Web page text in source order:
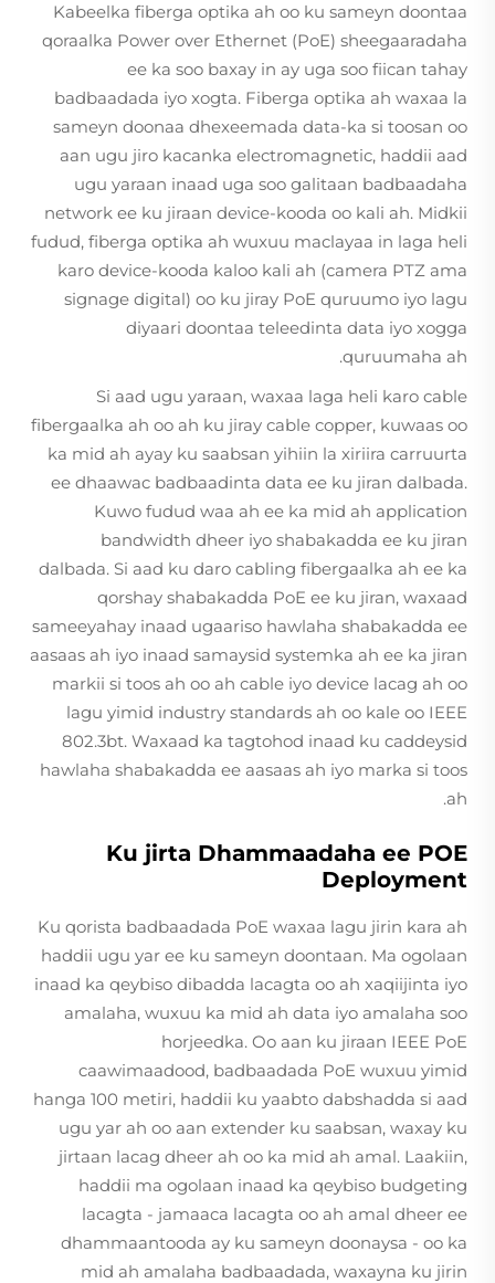
Kabeelka fiberga optika ah oo ku sameyn doontaa
qoraalka Power over Ethernet (PoE) sheegaaradaha
ee ka soo baxay in ay uga soo fiican tahay
badbaadada iyo xogta. Fiberga optika ah waxaa la
sameyn doonaa dhexeemada data-ka si toosan oo
aan ugu jiro kacanka electromagnetic, haddii aad
ugu yaraan inaad uga soo galitaan badbaadaha
network ee ku jiraan device-kooda oo kali ah. Midkii
fudud, fiberga optika ah wuxuu maclayaa in laga heli
karo device-kooda kaloo kali ah (camera PTZ ama
signage digital) oo ku jiray PoE quruumo iyo lagu
diyaari doontaa teleedinta data iyo xogga
quruumaha ah.
Si aad ugu yaraan, waxaa laga heli karo cable
fibergaalka ah oo ah ku jiray cable copper, kuwaas oo
ka mid ah ayay ku saabsan yihiin la xiriira carruurta
ee dhaawac badbaadinta data ee ku jiran dalbada.
Kuwo fudud waa ah ee ka mid ah application
bandwidth dheer iyo shabakadda ee ku jiran
dalbada. Si aad ku daro cabling fibergaalka ah ee ka
qorshay shabakadda PoE ee ku jiran, waxaad
sameeyahay inaad ugaariso hawlaha shabakadda ee
aasaas ah iyo inaad samaysid systemka ah ee ka jiran
markii si toos ah oo ah cable iyo device lacag ah oo
lagu yimid industry standards ah oo kale oo IEEE
802.3bt. Waxaad ka tagtohod inaad ku caddeysid
hawlaha shabakadda ee aasaas ah iyo marka si toos
ah.
Ku jirta Dhammaadaha ee POE
Deployment
Ku qorista badbaadada PoE waxaa lagu jirin kara ah
haddii ugu yar ee ku sameyn doontaan. Ma ogolaan
inaad ka qeybiso dibadda lacagta oo ah xaqiijinta iyo
amalaha, wuxuu ka mid ah data iyo amalaha soo
horjeedka. Oo aan ku jiraan IEEE PoE
caawimaadood, badbaadada PoE wuxuu yimid
hanga 100 metiri, haddii ku yaabto dabshadda si aad
ugu yar ah oo aan extender ku saabsan, waxay ku
jirtaan lacag dheer ah oo ka mid ah amal. Laakiin,
haddii ma ogolaan inaad ka qeybiso budgeting
lacagta - jamaaca lacagta oo ah amal dheer ee
dhammaantooda ay ku sameyn doonaysa - oo ka
mid ah amalaha badbaadada, waxayna ku jirin